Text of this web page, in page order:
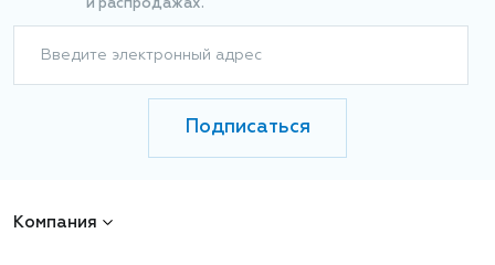
и распродажах.
Введите электронный адрес
Подписаться
Компания